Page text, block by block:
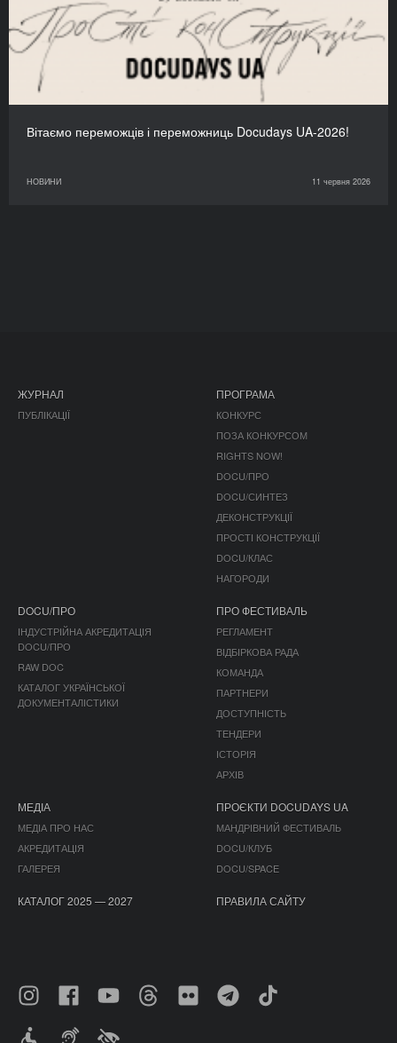
Вітаємо переможців і переможниць Docudays UA-2026!
НОВИНИ 11 червня 2026
ЖУРНАЛ
ПУБЛІКАЦІЇ
ПРОГРАМА
КОНКУРС
ПОЗА КОНКУРСОМ
RIGHTS NOW!
DOCU/ПРО
DOCU/СИНТЕЗ
ДЕКОНСТРУКЦІЇ
ПРОСТІ КОНСТРУКЦІЇ
DOCU/КЛАС
НАГОРОДИ
DOCU/ПРО
ІНДУСТРІЙНА АКРЕДИТАЦІЯ
DOCU/ПРО
RAW DOC
КАТАЛОГ УКРАЇНСЬКОЇ
ДОКУМЕНТАЛІСТИКИ
ПРО ФЕСТИВАЛЬ
РЕГЛАМЕНТ
ВІДБІРКОВА РАДА
КОМАНДА
ПАРТНЕРИ
ДОСТУПНІСТЬ
ТЕНДЕРИ
ІСТОРІЯ
АРХІВ
МЕДІА
МЕДІА ПРО НАС
АКРЕДИТАЦІЯ
ГАЛЕРЕЯ
ПРОЄКТИ DOCUDAYS UA
МАНДРІВНИЙ ФЕСТИВАЛЬ
DOCU/КЛУБ
DOCU/SPACE
КАТАЛОГ 2025 — 2027 ПРАВИЛА САЙТУ